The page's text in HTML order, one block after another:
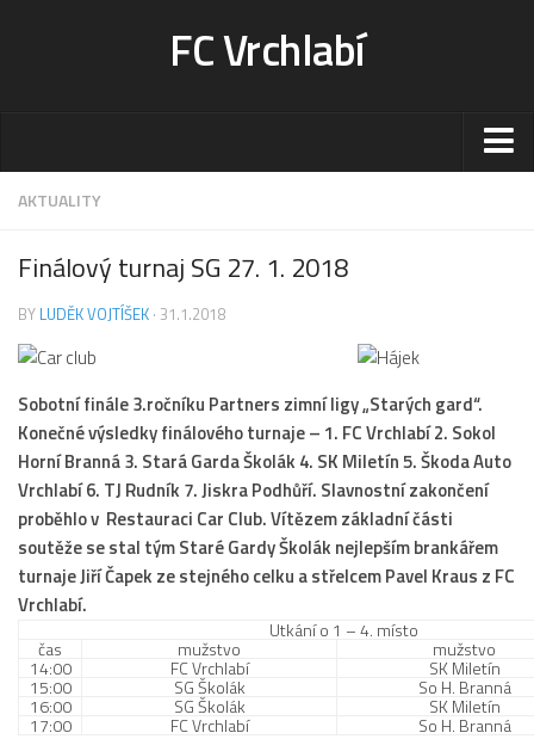
FC Vrchlabí
Stadion
Kontakt-rezervace
Ceník
Fotogalerie
Klub
Kontakt
Vedení
Historie
Dokumenty
Aktuality
A tým
Zápasy MA 2026/27
Hráči
AKTUALITY
Finálový turnaj SG 27. 1. 2018
BY LUDĚK VOJTÍŠEK · 31.1.2018
Sobotní finále 3.ročníku Partners zimní ligy „Starých gard“.
Konečné výsledky finálového turnaje – 1. FC Vrchlabí 2. Sokol
Horní Branná 3. Stará Garda Školák 4. SK Miletín 5. Škoda Auto
Vrchlabí 6. TJ Rudník 7. Jiskra Podhůří. Slavnostní zakončení
proběhlo v Restauraci Car Club. Vítězem základní části
soutěže se stal tým Staré Gardy Školák nejlepším brankářem
turnaje Jiří Čapek ze stejného celku a střelcem Pavel Kraus z FC
Vrchlabí.
Utkání o 1 – 4. místo
čas mužstvo mužstvo
14:00 FC Vrchlabí SK Miletín
15:00 SG Školák So H. Branná
16:00 SG Školák SK Miletín
17:00 FC Vrchlabí So H. Branná